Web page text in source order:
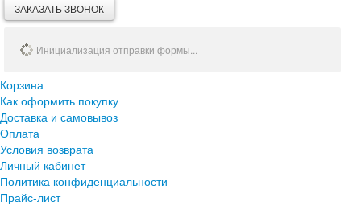
ЗАКАЗАТЬ ЗВОНОК
Инициализация отправки формы...
Корзина
Как оформить покупку
Доставка и самовывоз
Оплата
Условия возврата
Личный кабинет
Политика конфиденциальности
Прайс-лист